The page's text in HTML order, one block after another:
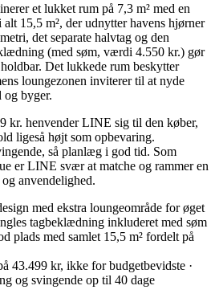
et lukket rum på 7,3 m² med en
15,5 m², der udnytter havens hjørner
det separate halvtag og den
(med søm, værdi 4.550 kr.) gør
Det lukkede rum beskytter
loungezonen inviterer til at nyde
byger.
kr. henvender LINE sig til den køber,
ligeså højt som opbevaring.
så planlæg i god tid. Som
er LINE svær at matche og rammer en
anvendelighed.
med ekstra loungeområde for øget
tagbeklædning inkluderet med søm
plads med samlet 15,5 m² fordelt på
43.499 kr, ikke for budgetbevidste ·
og svingende op til 40 dage